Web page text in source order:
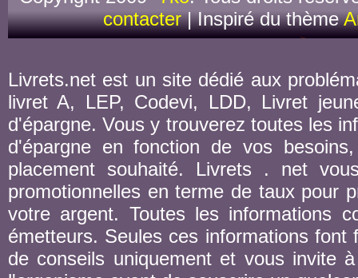
contacter| Inspiré du thème
Livrets.net est un site dédié aux
livret A, LEP, Codevi, LDD, Livret
d'épargne. Vous y trouverez toutes les
d'épargne en fonction de vos
placement souhaité. Livrets . net
promotionnelles en terme de taux pour
votre argent. Toutes les informations
émetteurs. Seules ces informations
de conseils uniquement et vous invite